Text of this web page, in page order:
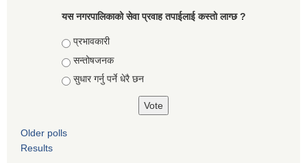
यस नगरपालिकाको सेवा प्रवाह तपाईलाई कस्तो लाग्छ ?
Choices
प्रभावकारी
सन्तोषजनक
सुधार गर्नु पर्ने धेरै छन
Older polls
Results